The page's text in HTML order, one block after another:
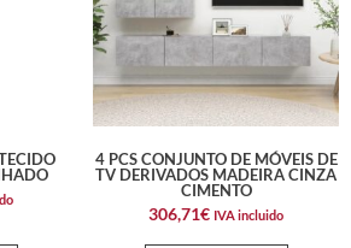
4 PCS CONJUNTO DE MÓVEIS DE
TV DERIVADOS MADEIRA CINZA
CIMENTO
306,71€ IVA incluido